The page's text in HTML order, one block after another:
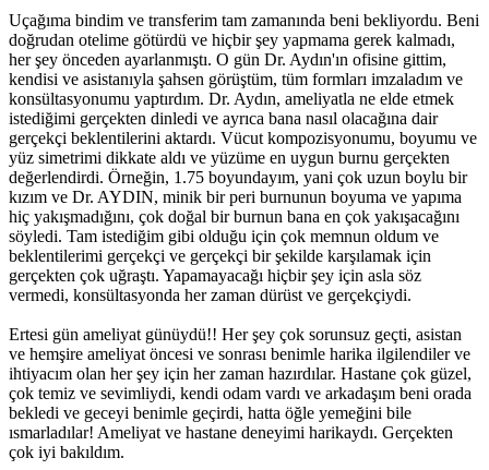
Uçağıma bindim ve transferim tam zamanında beni bekliyordu. Beni
doğrudan otelime götürdü ve hiçbir şey yapmama gerek kalmadı,
her şey önceden ayarlanmıştı. O gün Dr. Aydın'ın ofisine gittim,
kendisi ve asistanıyla şahsen görüştüm, tüm formları imzaladım ve
konsültasyonumu yaptırdım. Dr. Aydın, ameliyatla ne elde etmek
istediğimi gerçekten dinledi ve ayrıca bana nasıl olacağına dair
gerçekçi beklentilerini aktardı. Vücut kompozisyonumu, boyumu ve
yüz simetrimi dikkate aldı ve yüzüme en uygun burnu gerçekten
değerlendirdi. Örneğin, 1.75 boyundayım, yani çok uzun boylu bir
kızım ve Dr. AYDIN, minik bir peri burnunun boyuma ve yapıma
hiç yakışmadığını, çok doğal bir burnun bana en çok yakışacağını
söyledi. Tam istediğim gibi olduğu için çok memnun oldum ve
beklentilerimi gerçekçi ve gerçekçi bir şekilde karşılamak için
gerçekten çok uğraştı. Yapamayacağı hiçbir şey için asla söz
vermedi, konsültasyonda her zaman dürüst ve gerçekçiydi.
Ertesi gün ameliyat günüydü!! Her şey çok sorunsuz geçti, asistan
ve hemşire ameliyat öncesi ve sonrası benimle harika ilgilendiler ve
ihtiyacım olan her şey için her zaman hazırdılar. Hastane çok güzel,
çok temiz ve sevimliydi, kendi odam vardı ve arkadaşım beni orada
bekledi ve geceyi benimle geçirdi, hatta öğle yemeğini bile
ısmarladılar! Ameliyat ve hastane deneyimi harikaydı. Gerçekten
çok iyi bakıldım.